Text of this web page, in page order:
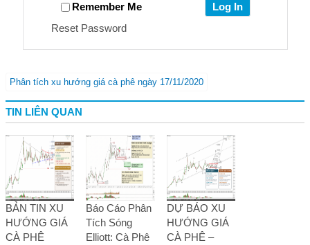
Remember Me
Reset Password
Phân tích xu hướng giá cà phê ngày 17/11/2020
TIN LIÊN QUAN
BẢN TIN XU
HƯỚNG GIÁ
CÀ PHÊ
Báo Cáo Phân
Tích Sóng
Elliott: Cà Phê
DỰ BÁO XU
HƯỚNG GIÁ
CÀ PHÊ –